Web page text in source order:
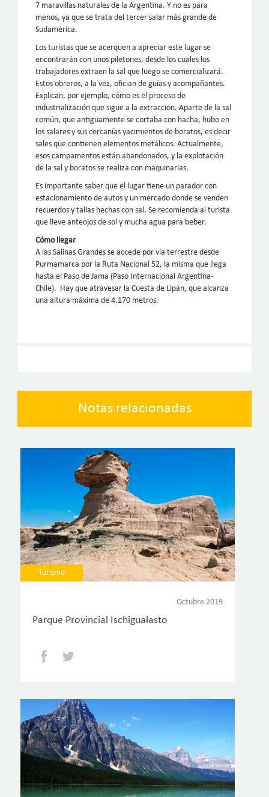
7 maravillas naturales de la Argentina. Y no es para
menos, ya que se trata del tercer salar más grande de
Sudamérica.
Los turistas que se acerquen a apreciar este lugar se
encontrarán con unos piletones, desde los cuales los
trabajadores extraen la sal que luego se comercializará.
Estos obreros, a la vez, ofician de guías y acompañantes.
Explican, por ejemplo, cómo es el proceso de
industrialización que sigue a la extracción. Aparte de la sal
común, que antiguamente se cortaba con hacha, hubo en
los salares y sus cercanías yacimientos de boratos, es decir
sales que contienen elementos metálicos. Actualmente,
esos campamentos están abandonados, y la explotación
de la sal y boratos se realiza con maquinarias.
Es importante saber que el lugar tiene un parador con
estacionamiento de autos y un mercado donde se venden
recuerdos y tallas hechas con sal. Se recomienda al turista
que lleve anteojos de sol y mucha agua para beber.
Cómo llegar
A las Salinas Grandes se accede por vía terrestre desde
Purmamarca por la Ruta Nacional 52, la misma que llega
hasta el Paso de Jama (Paso Internacional Argentina-
Chile). Hay que atravesar la Cuesta de Lipán, que alcanza
una altura máxima de 4.170 metros.
Notas relacionadas
Turismo
Octubre 2019
Parque Provincial Ischigualasto
Facebook